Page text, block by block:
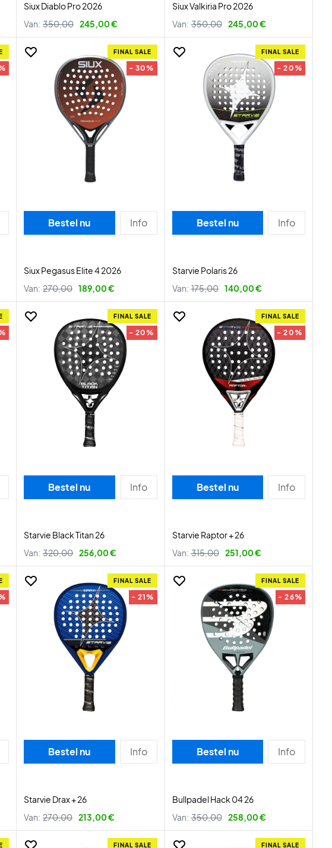
Siux Diablo Pro 2026
Van: 350,00 245,00 €
Siux Valkiria Pro 2026
Van: 350,00 245,00 €
FINAL SALE
- 30%
Bestel nu Info
Siux Pegasus Elite 4 2026
Van: 270,00 189,00 €
FINAL SALE
- 20%
Bestel nu Info
Starvie Polaris 26
Van: 175,00 140,00 €
FINAL SALE
- 20%
Bestel nu Info
Starvie Black Titan 26
Van: 320,00 256,00 €
FINAL SALE
- 20%
Bestel nu Info
Starvie Raptor + 26
Van: 315,00 251,00 €
FINAL SALE
- 21%
Bestel nu Info
Starvie Drax + 26
Van: 270,00 213,00 €
FINAL SALE
- 26%
Bestel nu Info
Bullpadel Hack 04 26
Van: 350,00 258,00 €
FINAL SALE FINAL SALE